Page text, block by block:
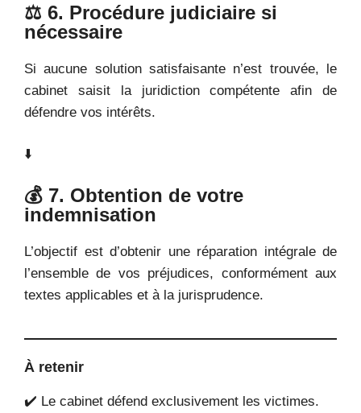
⚖️ 6. Procédure judiciaire si
nécessaire
Si aucune solution satisfaisante n’est trouvée, le
cabinet saisit la juridiction compétente afin de
défendre vos intérêts.
⬇️
💰 7. Obtention de votre
indemnisation
L’objectif est d’obtenir une réparation intégrale de
l’ensemble de vos préjudices, conformément aux
textes applicables et à la jurisprudence.
À retenir
✔️ Le cabinet défend exclusivement les victimes.